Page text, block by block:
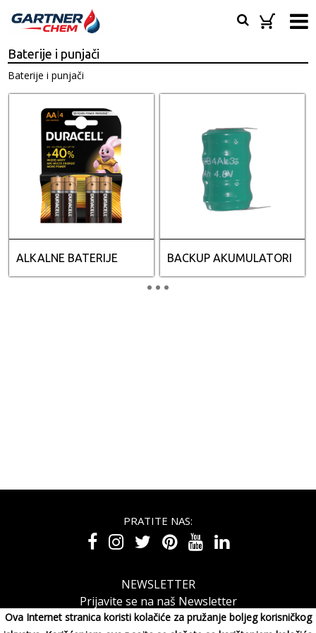
Ova Internet stranica koristi kolačiće za pružanje boljeg korisničkog
Baterije i punjači
Baterije i punjači
ALKALNE BATERIJE BACKUP AKUMULATORI
PRATITE NAS:
NEWSLETTER
Prijavite se na naš Newsletter